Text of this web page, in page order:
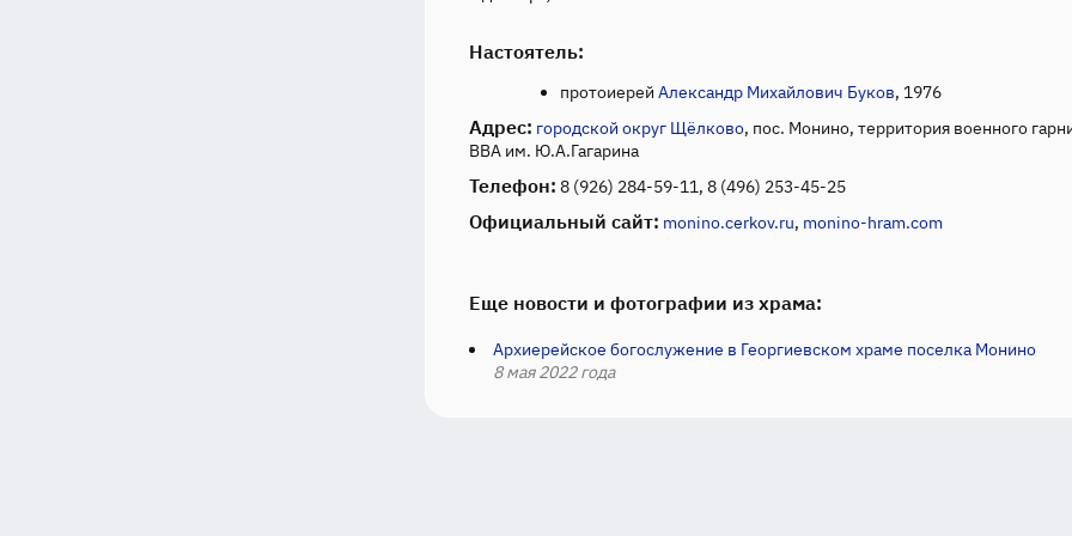
Настоятель:
протоиерей Александр Михайлович Буков, 1976
Адрес: городской округ Щёлково, пос. Монино, территория военного
ВВА им. Ю.А.Гагарина
Телефон: 8 (926) 284-59-11, 8 (496) 253-45-25
Официальный сайт: monino.cerkov.ru, monino-hram.com
Еще новости и фотографии из храма:
Архиерейское богослужение в Георгиевском храме поселка Монино
8 мая 2022 года